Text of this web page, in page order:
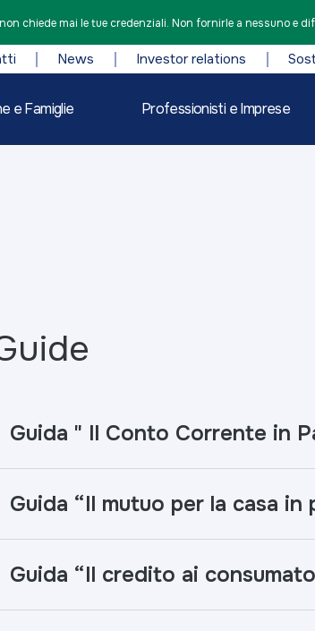
chiede mai le tue credenziali. Non fornirle a nessuno e
News Investor relations
e Famiglie Professionisti e Imprese
Guida " Il Conto Corrente in
Guida “Il mutuo per la casa in
Guida “Il credito ai